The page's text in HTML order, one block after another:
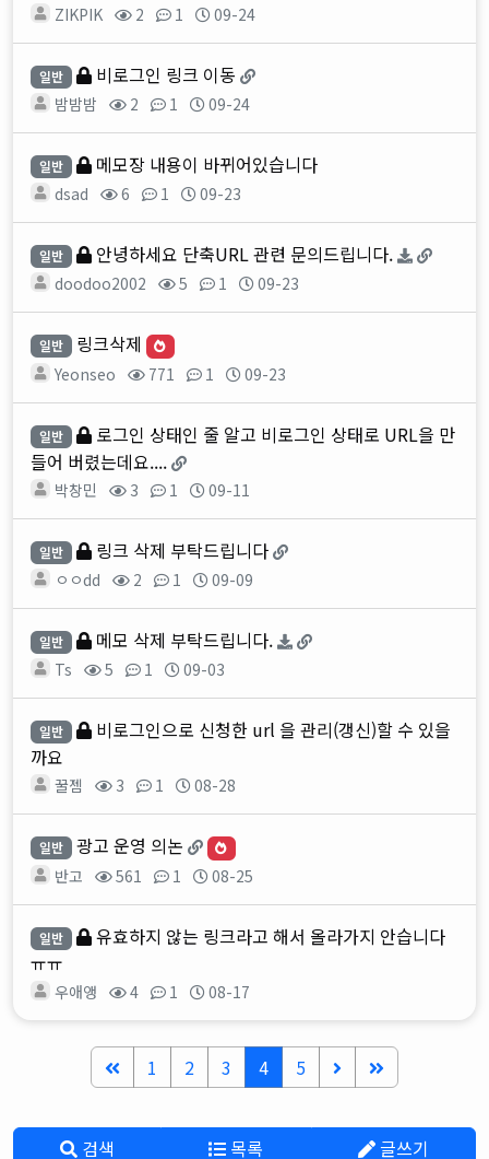
ZIKPIK 2 1 09-24
일반 비로그인 링크 이동
밤밤밤 2 1 09-24
일반 메모장 내용이 바뀌어있습니다
dsad 6 1 09-23
일반 안녕하세요 단축URL 관련 문의드립니다.
doodoo2002 5 1 09-23
일반 링크삭제
Yeonseo 771 1 09-23
일반
로그인 상태인 줄 알고 비로그인 상태로 URL을 만
들어 버렸는데요....
박창민 3 1 09-11
일반 링크 삭제 부탁드립니다
ㅇㅇdd 2 1 09-09
일반 메모 삭제 부탁드립니다.
Ts 5 1 09-03
일반
비로그인으로 신청한 url 을 관리(갱신)할 수 있을
까요
꿀젬 3 1 08-28
일반 광고 운영 의논
반고 561 1 08-25
일반
유효하지 않는 링크라고 해서 올라가지 안습니다
ㅠㅠ
우애앵 4 1 08-17
1 2 3 4 5
검색 목록 글쓰기